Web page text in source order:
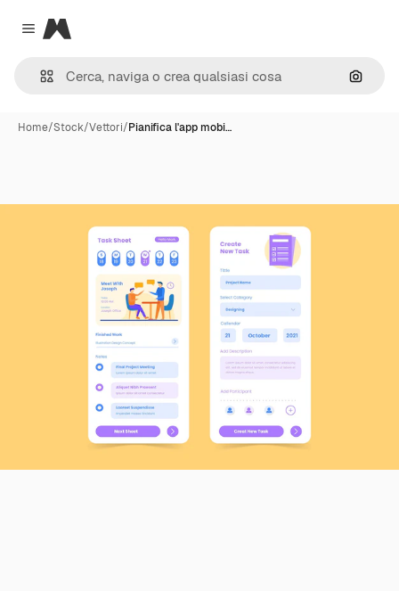
Close menu
Magnific
Cerca
Home/Stock/Vettori/Pianifica l'app mobi…